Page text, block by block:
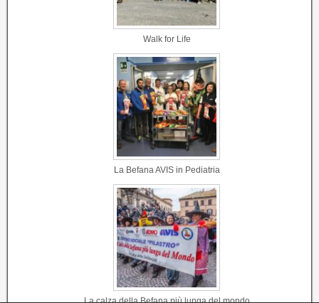
Walk for Life
La Befana AVIS in Pediatria
La calza della Befana più lunga del mondo